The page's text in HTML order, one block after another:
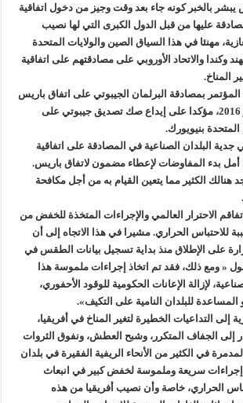
بالخبر كونه جاء بعد وقت وجيز من دخول اتفاقية
عليها من قبل الدول الكبرى التي لها نصيب
مهنئا في هذا السياق الصين والولايات المتحدة
وكندا والاتحاد الأوروبي على مصادقتهم على اتفاقية
المناخ.
بمصادقة البرلمان الجيبوتي على اتفاق باريس
في 16 من شهر أكتوبر 2016، مؤكدا على إيداع صك تصديق جيبوتي على
المتحدة بنيويورك.
البلدان الصناعية في المصادقة على اتفاقية
أمل بدء المفاوضات لإعطاء مضمون لاتفاق باريس.
هنالك الكثير مما يتعين القيام به من أجل مكافحة
الاحترار العالمي والإجراءات المتخذة للخفض من
للاحتباس الحراري. مشيرا في هذا الاتجاه إلى أن
حرارة على الإطلاق منذ بداية تسجيل بيانات الطقس في
بالقول « ومع ذلك، فقد تم اتخاذ إجراءات ملموسة هذا
لإزالة الإعانات الحكومية للوقود الأحفوري،
للبلدان النامية على التكيف».
التداعيات الخطيرة لتغير المناخ في أفريقيا،
إلى الجفاف المتكرر، وشبح العطش، ونفوق الثروات
في الكثير من الأنحاء الريفية الفقيرة في بلدان
إجراءات سريعة وملموسة لخفض كبير في انبعاث
الحراري، خاصة وأن نصيب أفريقيا من هذه